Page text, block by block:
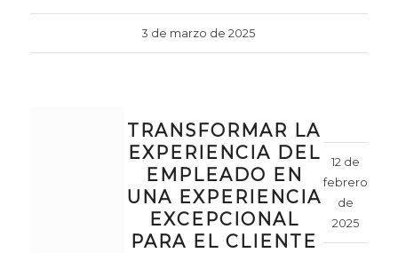
3 de marzo de 2025
TRANSFORMAR LA
EXPERIENCIA DEL
EMPLEADO EN
UNA EXPERIENCIA
EXCEPCIONAL
PARA EL CLIENTE
12 de
febrero
de
2025